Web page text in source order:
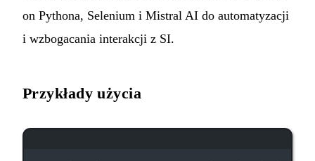
on Pythona, Selenium i Mistral AI do automatyzacji
i wzbogacania interakcji z SI.
Przykłady użycia